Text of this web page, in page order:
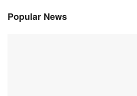
Popular News